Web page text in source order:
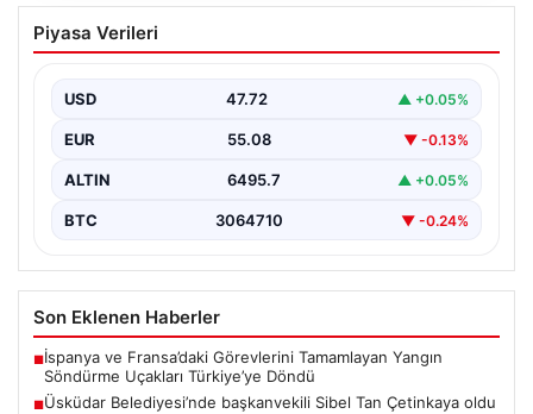
Üsküdar Belediyesi’nde başkanvekili
Sibel Tan Çetinkaya oldu
Piyasa Verileri
USD 47.72 ▲ +0.05%
EUR 55.08 ▼ -0.13%
ALTIN 6495.7 ▲ +0.05%
BTC 3064710 ▼ -0.24%
Son Eklenen Haberler
■İspanya ve Fransa’daki Görevlerini Tamamlayan Yangın
Söndürme Uçakları Türkiye’ye Döndü
■Üsküdar Belediyesi’nde başkanvekili Sibel Tan Çetinkaya oldu